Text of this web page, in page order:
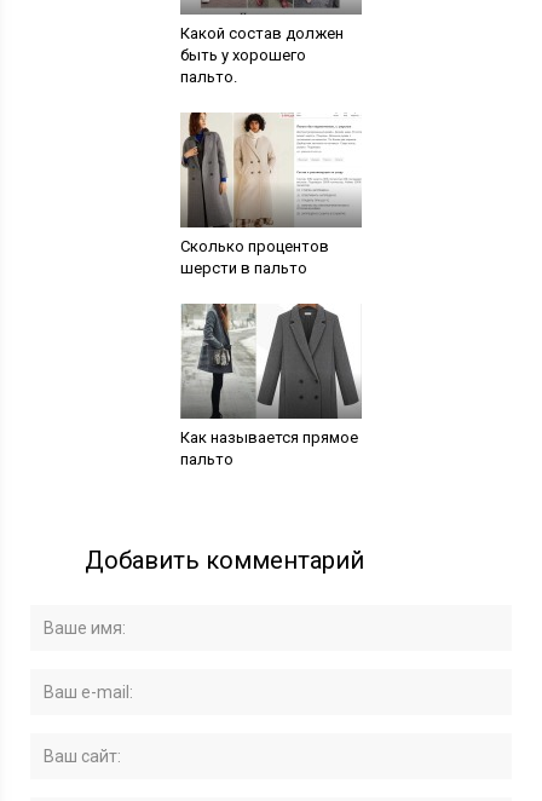
Какой состав должен
быть у хорошего
пальто.
Сколько процентов
шерсти в пальто
Как называется прямое
пальто
Добавить комментарий